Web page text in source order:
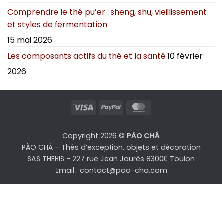
Comprendre le thé pu’er : sheng, shu, vieillissement
et styles de fermentation
15 mai 2026
Les composants actifs du thé et la santé10 février
2026
Visa PayPal
Copyright 2026 © PÀO CHÁ
PÀO CHÁ – Thés d’exception, objets et décoration
SAS THEHIS - 227 rue Jean Jaurès 83000 Toulon
Email : contact@pao-cha.com